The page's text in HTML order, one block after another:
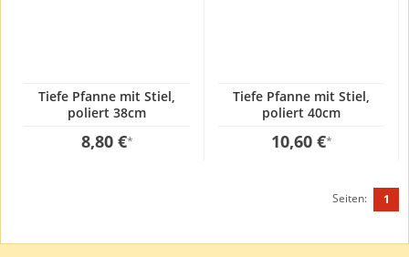
Tiefe Pfanne mit Stiel,
poliert 38cm
8,80 €*
Tiefe Pfanne mit Stiel,
poliert 40cm
10,60 €*
Seiten: 1